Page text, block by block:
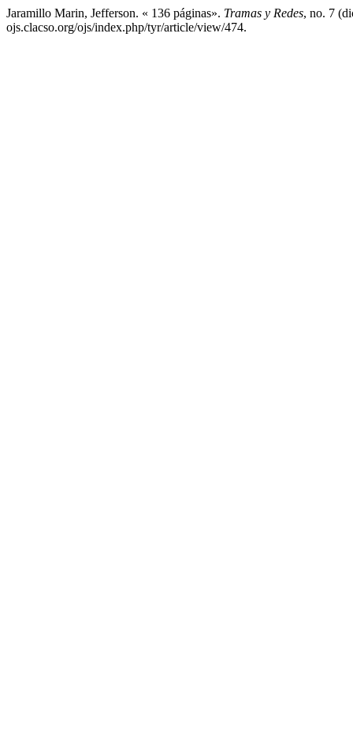
Jaramillo Marin, Jefferson. « 136 páginas». Tramas y Redes, no. 7
ojs.clacso.org/ojs/index.php/tyr/article/view/474.